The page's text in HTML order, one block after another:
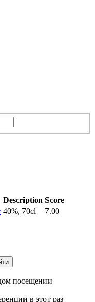
Description Score
40%, 70cl 7.00
посещении
в этот раз